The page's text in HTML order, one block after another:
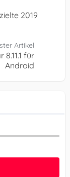
2019
Artikel
für
Android